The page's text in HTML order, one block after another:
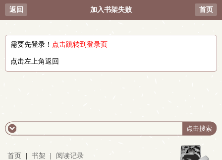
返回 加入书架失败 首页
需要先登录！ 点击跳转到登录页
点击左上角返回
首页 书架 阅读记录